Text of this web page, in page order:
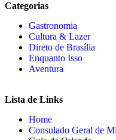
Categorias
Gastronomia
Cultura & Lazer
Direto de Brasília
Enquanto Isso
Aventura
Lista de Links
Home
Consulado Geral de